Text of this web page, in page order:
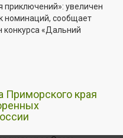
приключений»: увеличен
номинаций, сообщает
конкурса «Дальний
Приморского края